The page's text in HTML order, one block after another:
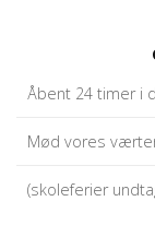
Åbent 24 timer i
Mød vores
(skoleferier